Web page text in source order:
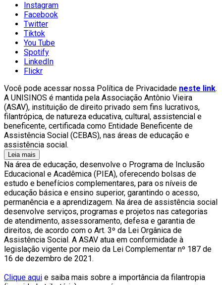
Instagram
Facebook
Twitter
Tiktok
You Tube
Spotify
LinkedIn
Flickr
Você pode acessar nossa Política de Privacidade neste link.
A UNISINOS é mantida pela Associação Antônio Vieira
(ASAV), instituição de direito privado sem fins lucrativos,
filantrópica, de natureza educativa, cultural, assistencial e
beneficente, certificada como Entidade Beneficente de
Assistência Social (CEBAS), nas áreas de educação e
assistência social.
Leia mais
Na área de educação, desenvolve o Programa de Inclusão
Educacional e Acadêmica (PIEA), oferecendo bolsas de
estudo e benefícios complementares, para os níveis de
educação básica e ensino superior, garantindo o acesso,
permanência e a aprendizagem. Na área de assistência social
desenvolve serviços, programas e projetos nas categorias
de atendimento, assessoramento, defesa e garantia de
direitos, de acordo com o Art. 3º da Lei Orgânica de
Assistência Social. A ASAV atua em conformidade à
legislação vigente por meio da Lei Complementar nº 187 de
16 de dezembro de 2021.
Clique aqui e saiba mais sobre a importância da filantropia